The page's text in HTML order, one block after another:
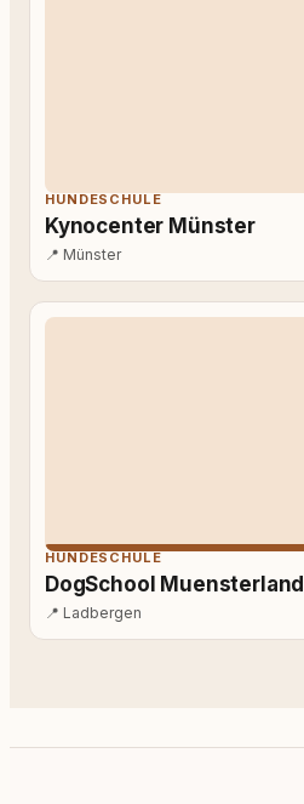
HUNDESCHULE
Kynocenter Münster
📍 Münster
HUNDESCHULE
DogSchool Muensterland
📍 Ladbergen